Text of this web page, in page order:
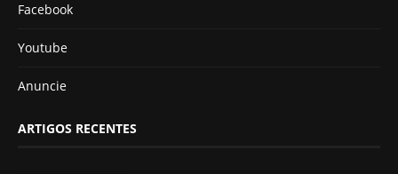
Facebook
Youtube
Anuncie
ARTIGOS RECENTES